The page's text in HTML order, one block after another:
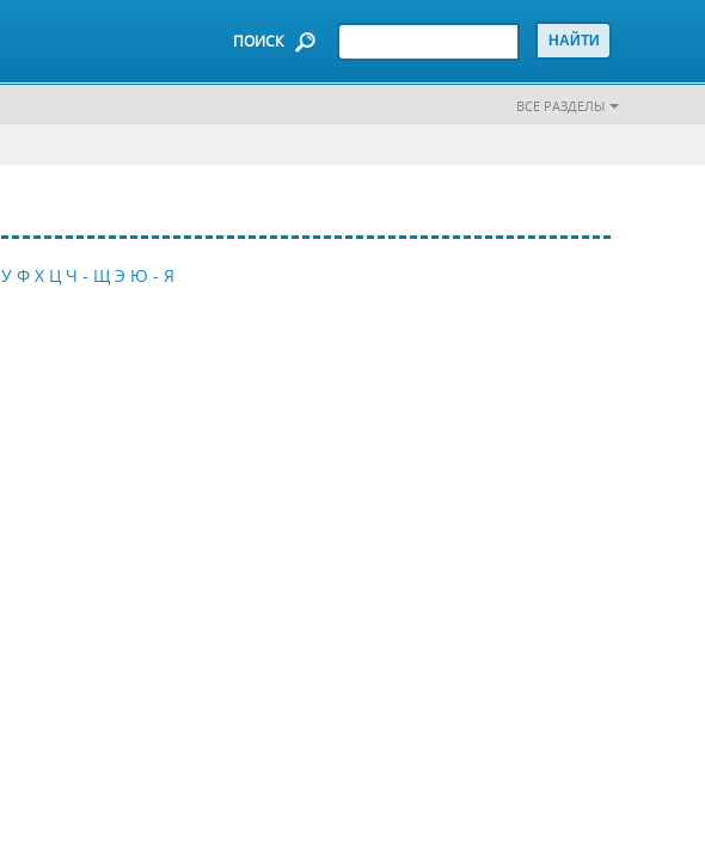
ПОИСК
ВСЕ РАЗДЕЛЫ
У Ф Х Ц Ч - Щ Э Ю - Я